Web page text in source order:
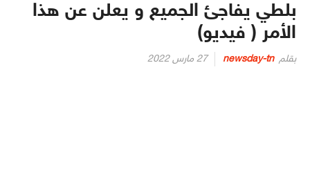
بلطي يفاجئ الجميع و يعلن عن هذا
الأمر ( فيديو)
بقلم newsday-tn
Posted
27 مارس 2022